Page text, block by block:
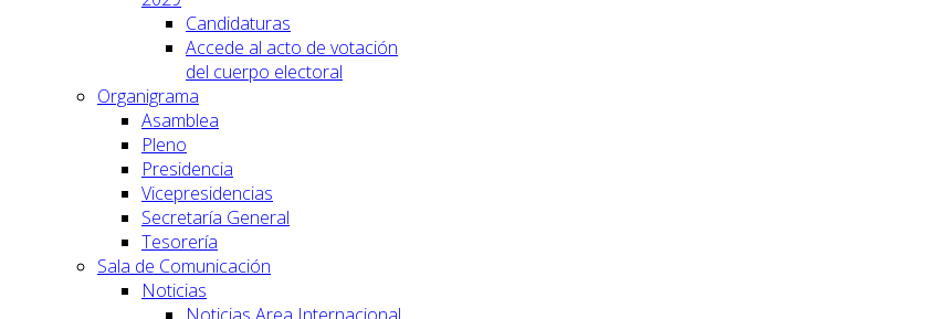
Candidaturas
Accede al acto de votación
del cuerpo electoral
Organigrama
Asamblea
Pleno
Presidencia
Vicepresidencias
Secretaría General
Tesorería
Sala de Comunicación
Noticias